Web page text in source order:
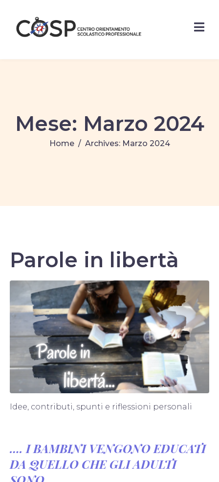
Mese: Marzo 2024
Home Archives: Marzo 2024
Parole in libertà
Idee, contributi, spunti e riflessioni personali
…. I BAMBINI VENGONO EDUCATI
DA QUELLO CHE GLI ADULTI